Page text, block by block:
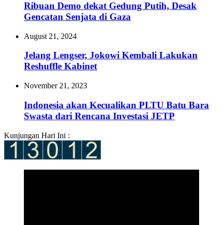
Ribuan Demo dekat Gedung Putih, Desak
Gencatan Senjata di Gaza
August 21, 2024
Jelang Lengser, Jokowi Kembali Lakukan
Reshuffle Kabinet
November 21, 2023
Indonesia akan Kecualikan PLTU Batu Bara
Swasta dari Rencana Investasi JETP
Kunjungan Hari Ini :